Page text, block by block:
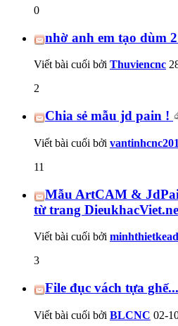
0
nhờ anh em tạo dùm
Viết bài cuối bởi Thuviencnc
2
Chia sẻ mẫu jd pain !
Viết bài cuối bởi
11
Mẫu ArtCAM &
từ trang
Viết bài cuối bởi minhthietkead
3
File đục vách tựa ghế...
Viết bài cuối bởi BLCNC 02-